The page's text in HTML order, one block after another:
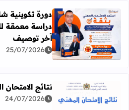
اقرأ المزيد عن دورة
دورة تكوينية
دراسة معمقة
آخر توصيف
25/07/2026
اقرأ المزيد عن نتائج الامتحان
نتائج الامتحان
24/07/2026